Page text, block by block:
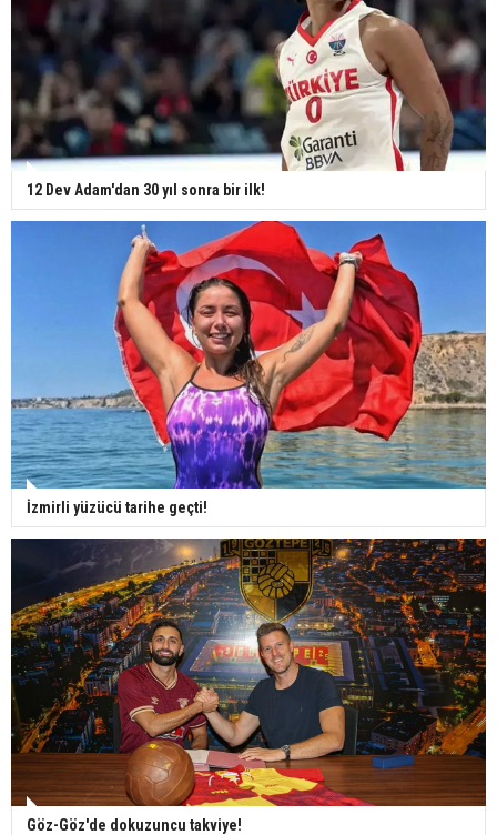
12 Dev Adam'dan 30 yıl sonra bir ilk!
İzmirli yüzücü tarihe geçti!
Göz-Göz'de dokuzuncu takviye!